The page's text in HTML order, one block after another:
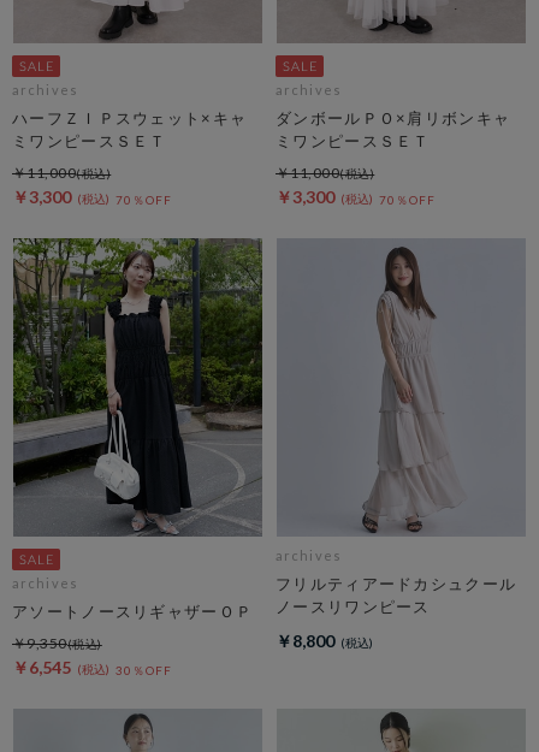
archives
ハーフＺＩＰスウェット×キャ
ミワンピースＳＥＴ
￥3,300 70％OFF
￥11,000
archives
ダンボールＰＯ×肩リボンキャ
ミワンピースＳＥＴ
￥3,300 70％OFF
￥11,000
archives
アソートノースリギャザーＯＰ
￥6,545 30％OFF
￥9,350
archives
フリルティアードカシュクール
ノースリワンピース
￥8,800